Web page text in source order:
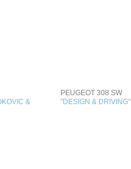
&
PEUGEOT 308 SW
"DESIGN & DRIVING"